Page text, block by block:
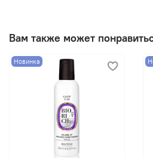
Вам также может
Новинка